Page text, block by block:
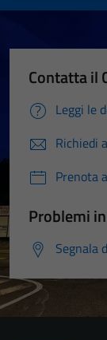
Contatta il
Leggi le
Richiedi
Prenota
Problemi
Segnala